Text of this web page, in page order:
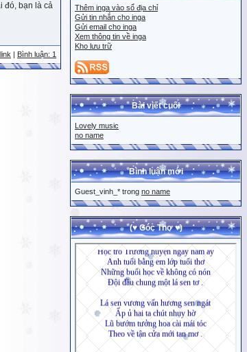
đó, bạn là cả
Bình luận: 1
Thêm inga vào sổ địa chỉ
Gửi tin nhắn cho inga
Gửi email cho inga
Xem thông tin về inga
Kho lưu trữ
Bài viết cuối
Lovely music
no name
Bình luận mới
Guest_vinh_* trong no name
(♥ Góc Thơ ♥)